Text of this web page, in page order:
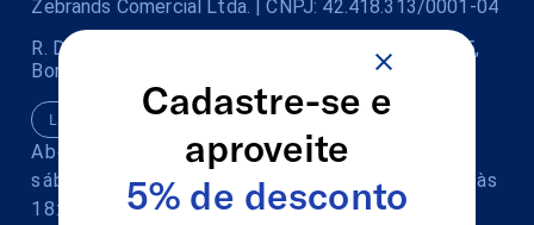
Zebrands Comercial Ltda. | CNPJ: 42.418.313/0001-04
R. Dona Catharina Maria de Jesus, 418, Mod. 04 e 05,
Bonsucesso 07175-500 Guarulhos-SP
Ligue para nós (11) 4040-3131
Aberto de segunda à sexta das 9:00 às 22:00,
sábado das 9:00 às 21:00 e domingo das 9:00 às
18:00.
Cadastre-se e
aproveite
5% de desconto